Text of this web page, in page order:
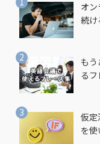
オ
続け
も
るフ
仮定
を使